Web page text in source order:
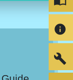
info
build